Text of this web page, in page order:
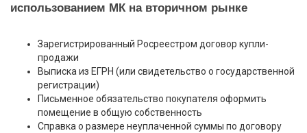
использованием МК на вторичном рынке
Зарегистрированный Росреестром договор купли-
продажи
Выписка из ЕГРН (или свидетельство о государственной
регистрации)
Письменное обязательство покупателя оформить
помещение в общую собственность
Справка о размере неуплаченной суммы по договору